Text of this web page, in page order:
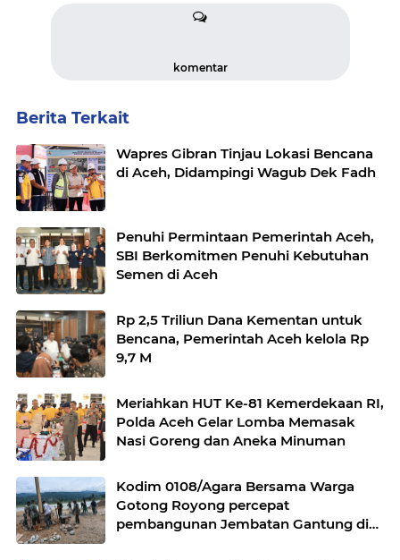
komentar
Berita Terkait
Wapres Gibran Tinjau Lokasi Bencana
di Aceh, Didampingi Wagub Dek Fadh
Penuhi Permintaan Pemerintah Aceh,
SBI Berkomitmen Penuhi Kebutuhan
Semen di Aceh
Rp 2,5 Triliun Dana Kementan untuk
Bencana, Pemerintah Aceh kelola Rp
9,7 M
Meriahkan HUT Ke-81 Kemerdekaan RI,
Polda Aceh Gelar Lomba Memasak
Nasi Goreng dan Aneka Minuman
Kodim 0108/Agara Bersama Warga
Gotong Royong percepat
pembangunan Jembatan Gantung di